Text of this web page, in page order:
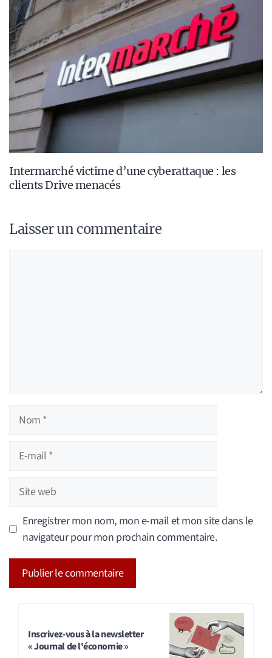
Intermarché victime d’une cyberattaque : les
clients Drive menacés
Laisser un commentaire
Nom
Site
web
Enregistrer mon nom, mon e-mail et mon site dans le
navigateur pour mon prochain commentaire.
Inscrivez-vous à la newsletter
« Journal de l'économie »